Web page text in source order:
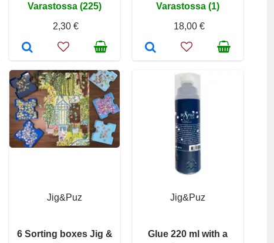
Varastossa (225)
2,30 €
Varastossa (1)
18,00 €
Jig&Puz
6 Sorting boxes Jig &
Jig&Puz
Glue 220 ml with a